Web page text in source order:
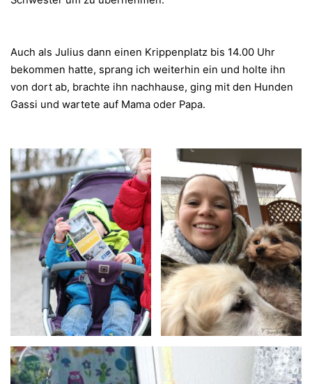
Auch als Julius dann einen Krippenplatz bis 14.00 Uhr
bekommen hatte, sprang ich weiterhin ein und holte ihn
von dort ab, brachte ihn nachhause, ging mit den Hunden
Gassi und wartete auf Mama oder Papa.